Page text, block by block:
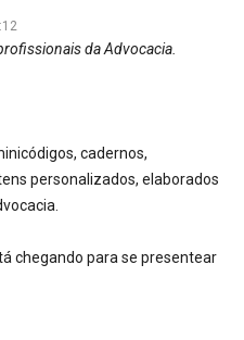
da Advocacia.
cadernos,
personalizados, elaborados
chegando para se presentear